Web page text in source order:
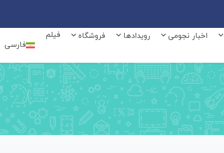
اخبار نجومی رویدادها فروشگاه
فیلم
فارسی